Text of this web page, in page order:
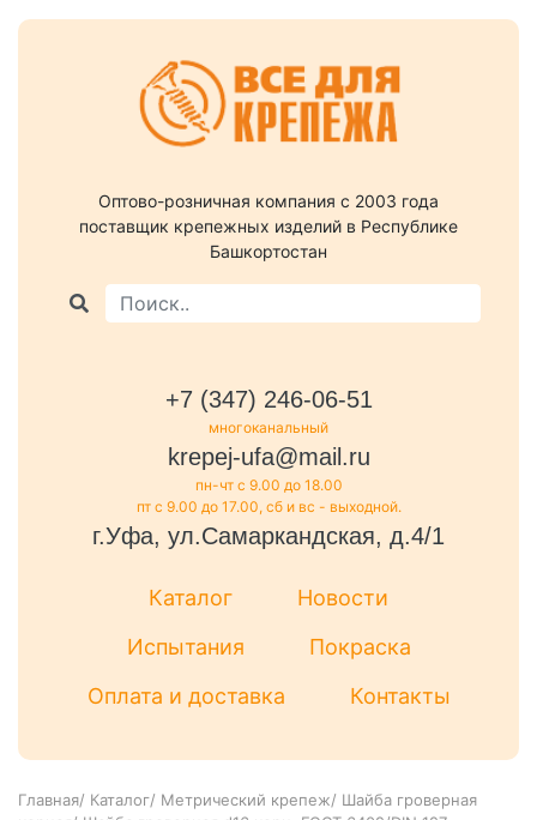
Оптово-розничная компания c 2003 года
поставщик крепежных изделий в Республике
Башкортостан
+7 (347) 246-06-51
многоканальный
krepej-ufa@mail.ru
пн-чт с 9.00 до 18.00
пт с 9.00 до 17.00, сб и вс - выходной.
г.Уфа, ул.Самаркандская, д.4/1
Каталог
Новости
Испытания
Покраска
Оплата и доставка
Контакты
Главная/ Каталог/ Метрический крепеж/ Шайба гроверная